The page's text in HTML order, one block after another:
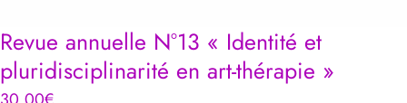
Revue annuelle N°13 « Identité et
pluridisciplinarité en art-thérapie »